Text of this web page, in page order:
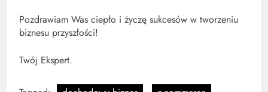
Pozdrawiam Was ciepło i życzę sukcesów w tworzeniu
biznesu przyszłości!
Twój Ekspert.